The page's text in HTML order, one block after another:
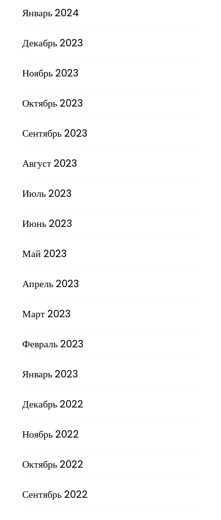
Январь 2024
Декабрь 2023
Ноябрь 2023
Октябрь 2023
Сентябрь 2023
Август 2023
Июль 2023
Июнь 2023
Май 2023
Апрель 2023
Март 2023
Февраль 2023
Январь 2023
Декабрь 2022
Ноябрь 2022
Октябрь 2022
Сентябрь 2022